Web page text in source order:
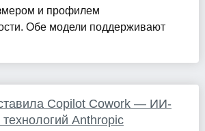
и профилем
Обе модели поддерживают
Copilot Cowork — ИИ-
технологий Anthropic